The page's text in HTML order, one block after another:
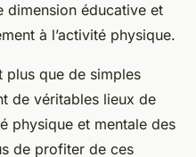
dimension éducative et
à l’activité physique.
plus que de simples
de véritables lieux de
physique et mentale des
de profiter de ces